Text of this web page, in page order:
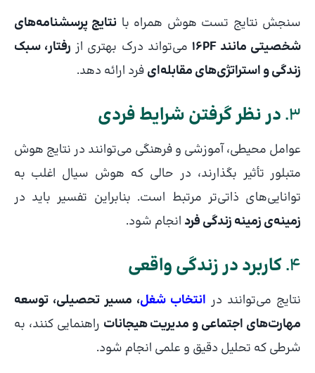
سنجش نتایج تست هوش همراه با نتایج پرسشنامه‌های
شخصیتی مانند 16PF
می‌تواند درک بهتری از رفتار، سبک
زندگی و استراتژی‌های مقابله‌ایفرد ارائه دهد.
3. در نظر گرفتن شرایط فردی
عوامل محیطی، آموزشی و فرهنگی می‌توانند در نتایج هوش
متبلور تأثیر بگذارند، در حالی که هوش سیال اغلب به
توانایی‌های ذاتی‌تر مرتبط است. بنابراین تفسیر باید در
زمینه‌ی زمینه زندگی فرد انجام شود.
4. کاربرد در زندگی واقعی
نتایج می‌توانند در انتخاب شغل، مسیر تحصیلی، توسعه
مهارت‌های اجتماعی و مدیریت هیجانات راهنمایی کنند، به
شرطی که تحلیل دقیق و علمی انجام شود.